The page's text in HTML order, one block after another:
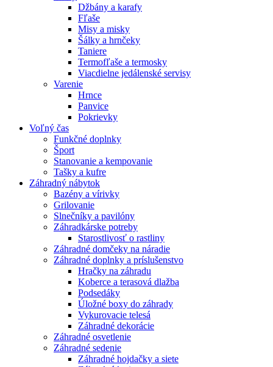
Džbány a karafy
Fľaše
Misy a misky
Šálky a hrnčeky
Taniere
Termofľaše a termosky
Viacdielne jedálenské servisy
Varenie
Hrnce
Panvice
Pokrievky
Voľný čas
Funkčné doplnky
Šport
Stanovanie a kempovanie
Tašky a kufre
Záhradný nábytok
Bazény a vírivky
Grilovanie
Slnečníky a pavilóny
Záhradkárske potreby
Starostlivosť o rastliny
Záhradné domčeky na náradie
Záhradné doplnky a príslušenstvo
Hračky na záhradu
Koberce a terasová dlažba
Podsedáky
Úložné boxy do záhrady
Vykurovacie telesá
Záhradné dekorácie
Záhradné osvetlenie
Záhradné sedenie
Záhradné hojdačky a siete